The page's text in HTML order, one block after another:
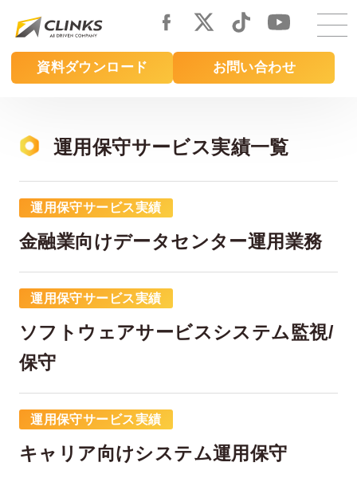
main
content
資料ダウンロード お問い合わせ
運用保守サービス実績一覧
運用保守サービス実績
金融業向けデータセンター運用業務
運用保守サービス実績
ソフトウェアサービスシステム監視/
保守
運用保守サービス実績
キャリア向けシステム運用保守